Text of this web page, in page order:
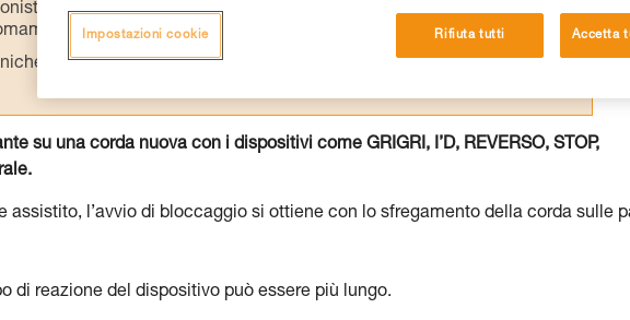
la vostra capacità di rifare la manovra, da soli, in piena sicurezza,
relative alla vostra attività. Ne possono esistere altre che non
su una corda nuova con i dispositivi come GRIGRI, I’D, REVERSO, STOP,
assistito, l’avvio di bloccaggio si ottiene con lo sfregamento della corda sulle
di reazione del dispositivo può essere più lungo.
Rifiuta tutti Accetta
Impostazioni cookie